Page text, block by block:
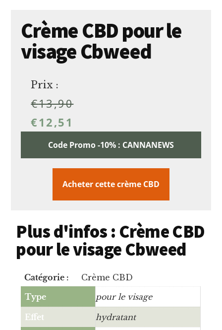
Crème CBD pour le
visage Cbweed
Prix :
€13,90
€12,51
Code Promo -10% : CANNANEWS
Acheter cette crème CBD
Plus d'infos : Crème CBD
pour le visage Cbweed
Catégorie :
Crème CBD
Type
pour le visage
Effet hydratant